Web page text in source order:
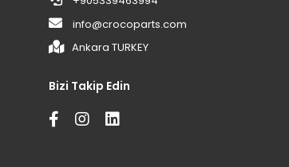
info@crocoparts.com
Ankara TURKEY
Bizi Takip Edin